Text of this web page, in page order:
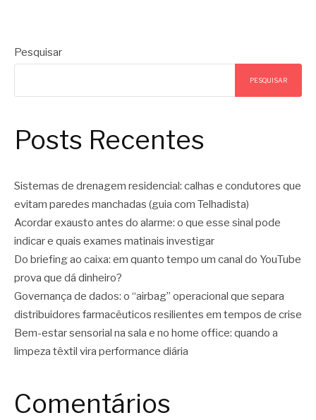
Pesquisar
PESQUISAR
Posts Recentes
Sistemas de drenagem residencial: calhas e condutores que
evitam paredes manchadas (guia com Telhadista)
Acordar exausto antes do alarme: o que esse sinal pode
indicar e quais exames matinais investigar
Do briefing ao caixa: em quanto tempo um canal do YouTube
prova que dá dinheiro?
Governança de dados: o “airbag” operacional que separa
distribuidores farmacêuticos resilientes em tempos de crise
Bem-estar sensorial na sala e no home office: quando a
limpeza têxtil vira performance diária
Comentários